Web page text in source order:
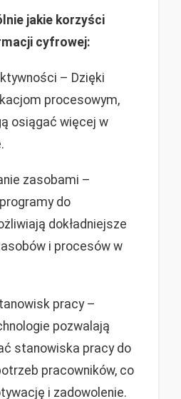
jakie korzyści
cyfrowej:
– Dzięki
procesowym,
osiągać więcej w
zasobami –
do
dokładniejsze
i procesów w
pracy –
pozwalają
stanowiska pracy do
pracowników, co
i zadowolenie.